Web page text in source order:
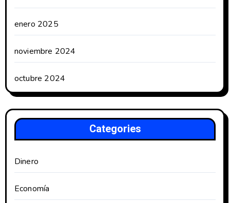
enero 2025
noviembre 2024
octubre 2024
Categories
Dinero
Economía